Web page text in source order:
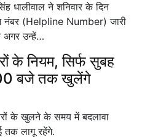
धालीवाल ने शनिवार के दिन
नंबर (Helpline Number) जारी
अगर उन्हें…
के नियम, सिर्फ सुबह
बजे तक खुलेंगे
के खुलने के समय में बदलावा
तक लागू रहेंगे.